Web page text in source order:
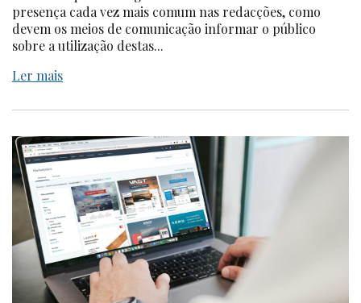
presença cada vez mais comum nas redacções, como
devem os meios de comunicação informar o público
sobre a utilização destas...
Ler mais